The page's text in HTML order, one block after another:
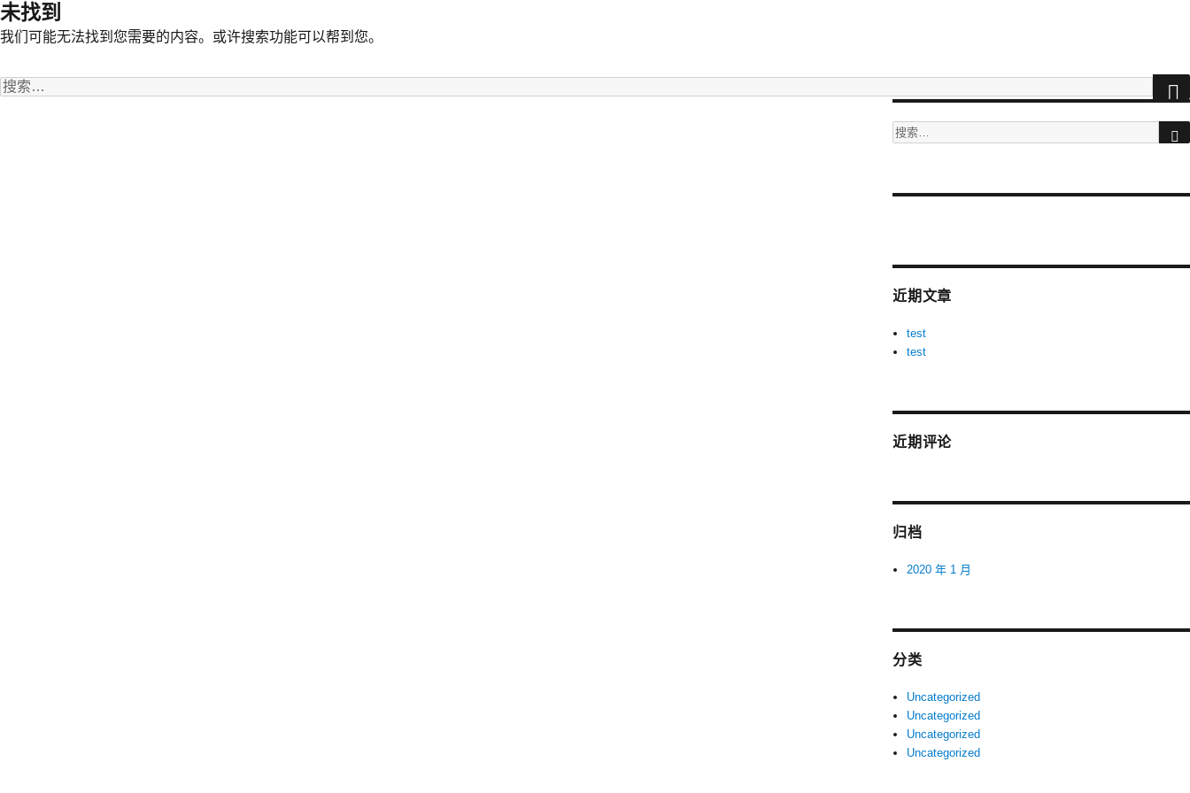
未找到
我们可能无法找到您需要的内容。或许搜索功能可以帮到您。
搜
搜
at
-
xvideos
近期文章
test
test
近期评论
归档
2020 年 1 月
分类
Uncategorized
Uncategorized
Uncategorized
Uncategorized